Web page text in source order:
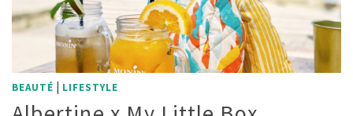
BEAUTÉ | LIFESTYLE